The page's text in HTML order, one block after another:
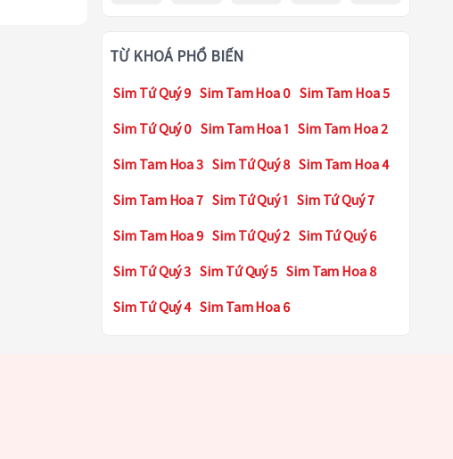
TỪ KHOÁ PHỔ BIẾN
Sim Tứ Quý 9 Sim Tam Hoa 0 Sim Tam Hoa 5
Sim Tứ Quý 0 Sim Tam Hoa 1 Sim Tam Hoa 2
Sim Tam Hoa 3 Sim Tứ Quý 8 Sim Tam Hoa 4
Sim Tam Hoa 7 Sim Tứ Quý 1 Sim Tứ Quý 7
Sim Tam Hoa 9 Sim Tứ Quý 2 Sim Tứ Quý 6
Sim Tứ Quý 3 Sim Tứ Quý 5 Sim Tam Hoa 8
Sim Tứ Quý 4 Sim Tam Hoa 6